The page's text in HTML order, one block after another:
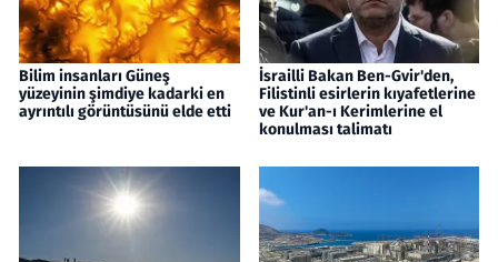
Bilim insanları Güneş
yüzeyinin şimdiye kadarki en
ayrıntılı görüntüsünü elde etti
İsrailli Bakan Ben-Gvir'den,
Filistinli esirlerin kıyafetlerine
ve Kur'an-ı Kerimlerine el
konulması talimatı